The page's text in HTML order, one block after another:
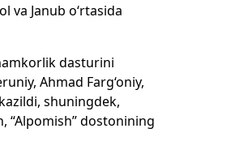
va Janub o‘rtasida
dasturini
Ahmad Farg‘oniy,
shuningdek,
“Alpomish” dostonining